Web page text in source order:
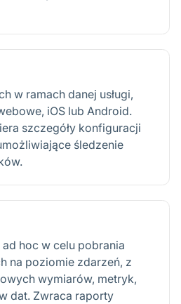
w ramach danej usługi,
iOS lub Android.
szczegóły konfiguracji
śledzenie
hoc w celu pobrania
na poziomie zdarzeń, z
wymiarów, metryk,
dat. Zwraca raporty